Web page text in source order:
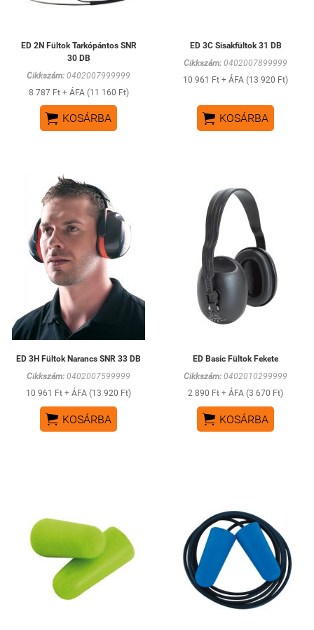
ED 2N Fültok Tarkópántos SNR
30 DB
Cikkszám: 0402007999999
8 787 Ft + ÁFA (11 160 Ft)
 KOSÁRBA
ED 3C Sisakfültok 31 DB
Cikkszám: 0402007899999
10 961 Ft + ÁFA (13 920 Ft)
 KOSÁRBA
ED 3H Fültok Narancs SNR 33 DB
Cikkszám: 0402007599999
10 961 Ft + ÁFA (13 920 Ft)
 KOSÁRBA
ED Basic Fültok Fekete
Cikkszám: 0402010299999
2 890 Ft + ÁFA (3 670 Ft)
 KOSÁRBA